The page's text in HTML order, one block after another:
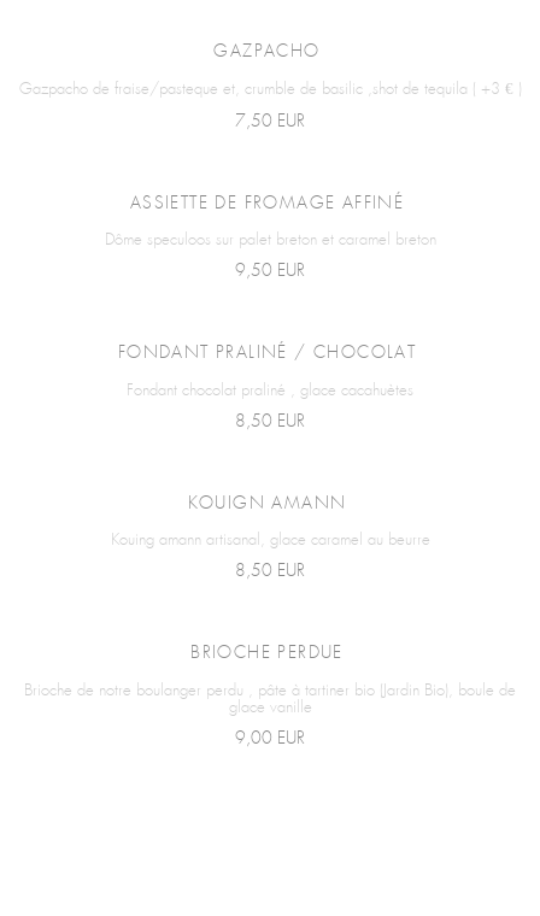
GAZPACHO
Gazpacho de fraise/pasteque et, crumble de basilic ,shot de tequila ( +3 € )
7,50 EUR
ASSIETTE DE FROMAGE AFFINÉ
Dôme speculoos sur palet breton et caramel breton
9,50 EUR
FONDANT PRALINÉ / CHOCOLAT
Fondant chocolat praliné , glace cacahuètes
8,50 EUR
KOUIGN AMANN
Kouing amann artisanal, glace caramel au beurre
8,50 EUR
BRIOCHE PERDUE
Brioche de notre boulanger perdu , pâte à tartiner bio (Jardin Bio), boule de
glace vanille
9,00 EUR